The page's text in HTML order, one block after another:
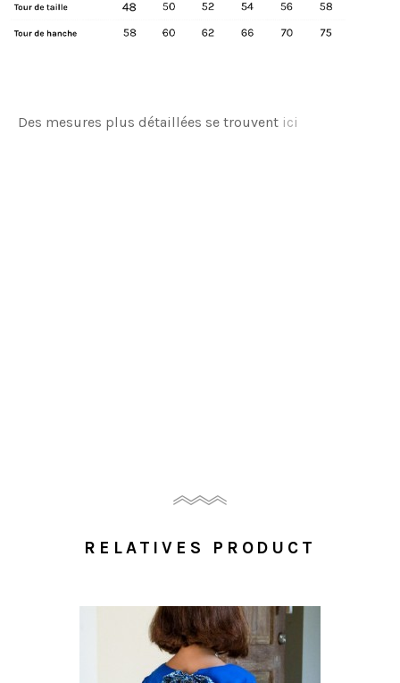
Des mesures plus détaillées se trouvent ici
RELATIVES PRODUCT